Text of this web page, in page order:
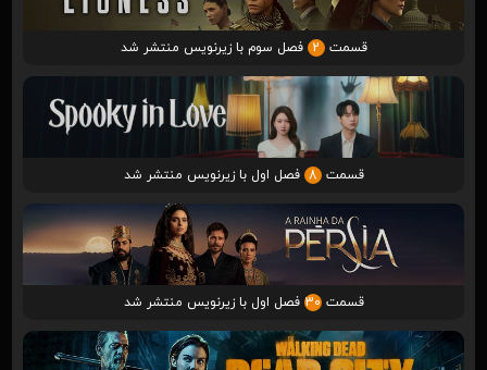
قسمت 2 فصل سوم با زیرنویس منتشر شد
قسمت 8 فصل اول با زیرنویس منتشر شد
قسمت30 فصل اول با زیرنویس منتشر شد